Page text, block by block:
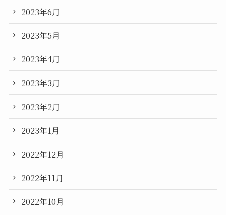
2023年6月
2023年5月
2023年4月
2023年3月
2023年2月
2023年1月
2022年12月
2022年11月
2022年10月